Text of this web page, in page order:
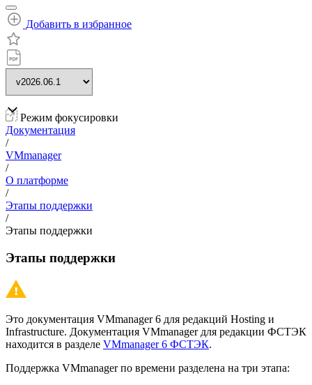
Добавить в избранное
Режим фокусировки
Документация
/
VMmanager
/
О платформе
/
Этапы поддержки
/
Этапы поддержки
Этапы поддержки
Это документация VMmanager 6 для редакций Hosting и
Infrastructure. Документация VMmanager для редакции ФСТЭК
находится в разделе VMmanager 6 ФСТЭК.
Поддержка VMmanager по времени разделена на три этапа: